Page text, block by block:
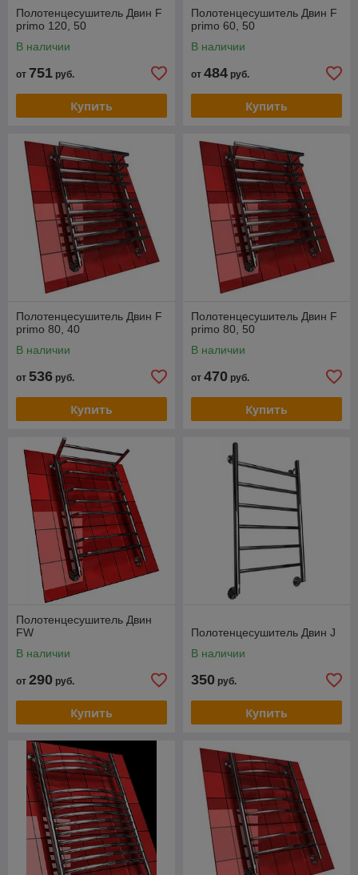
Полотенцесушитель Двин F
primo 120, 50
В наличии
от 751 руб.
Купить
Полотенцесушитель Двин F
primo 60, 50
В наличии
от 484 руб.
Купить
Полотенцесушитель Двин F
primo 80, 40
В наличии
от 536 руб.
Купить
Полотенцесушитель Двин F
primo 80, 50
В наличии
от 470 руб.
Купить
Полотенцесушитель Двин
FW
В наличии
от 290 руб.
Купить
Полотенцесушитель Двин J
В наличии
350 руб.
Купить